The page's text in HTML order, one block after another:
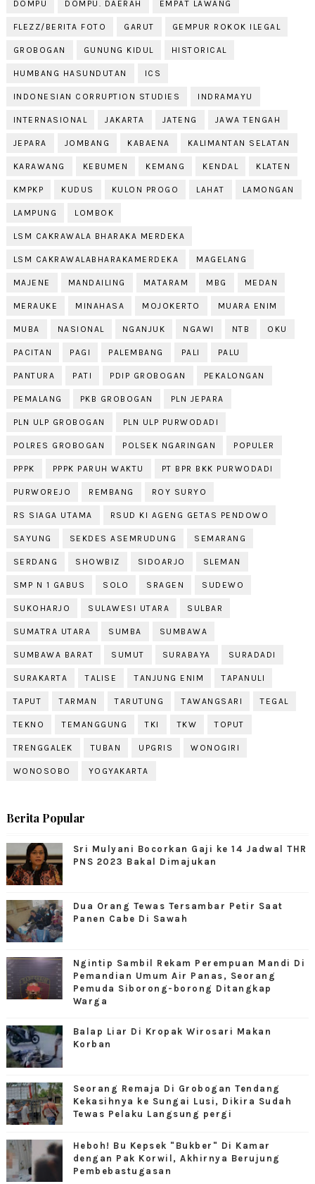
DOMPU DOMPU. DAERAH EMPAT LAWANG
FLEZZ/BERITA FOTO GARUT GEMPUR ROKOK ILEGAL
GROBOGAN GUNUNG KIDUL HISTORICAL
HUMBANG HASUNDUTAN ICS
INDONESIAN CORRUPTION STUDIES INDRAMAYU
INTERNASIONAL JAKARTA JATENG JAWA TENGAH
JEPARA JOMBANG KABAENA KALIMANTAN SELATAN
KARAWANG KEBUMEN KEMANG KENDAL KLATEN
KMPKP KUDUS KULON PROGO LAHAT LAMONGAN
LAMPUNG LOMBOK
LSM CAKRAWALA BHARAKA MERDEKA
LSM CAKRAWALABHARAKAMERDEKA MAGELANG
MAJENE MANDAILING MATARAM MBG MEDAN
MERAUKE MINAHASA MOJOKERTO MUARA ENIM
MUBA NASIONAL NGANJUK NGAWI NTB OKU
PACITAN PAGI PALEMBANG PALI PALU
PANTURA PATI PDIP GROBOGAN PEKALONGAN
PEMALANG PKB GROBOGAN PLN JEPARA
PLN ULP GROBOGAN PLN ULP PURWODADI
POLRES GROBOGAN POLSEK NGARINGAN POPULER
PPPK PPPK PARUH WAKTU PT BPR BKK PURWODADI
PURWOREJO REMBANG ROY SURYO
RS SIAGA UTAMA RSUD KI AGENG GETAS PENDOWO
SAYUNG SEKDES ASEMRUDUNG SEMARANG
SERDANG SHOWBIZ SIDOARJO SLEMAN
SMP N 1 GABUS SOLO SRAGEN SUDEWO
SUKOHARJO SULAWESI UTARA SULBAR
SUMATRA UTARA SUMBA SUMBAWA
SUMBAWA BARAT SUMUT SURABAYA SURADADI
SURAKARTA TALISE TANJUNG ENIM TAPANULI
TAPUT TARMAN TARUTUNG TAWANGSARI TEGAL
TEKNO TEMANGGUNG TKI TKW TOPUT
TRENGGALEK TUBAN UPGRIS WONOGIRI
WONOSOBO YOGYAKARTA
Berita Popular
Sri Mulyani Bocorkan Gaji ke 14 Jadwal THR
PNS 2023 Bakal Dimajukan
Dua Orang Tewas Tersambar Petir Saat
Panen Cabe Di Sawah
Ngintip Sambil Rekam Perempuan Mandi Di
Pemandian Umum Air Panas, Seorang
Pemuda Siborong-borong Ditangkap
Warga
Balap Liar Di Kropak Wirosari Makan
Korban
Seorang Remaja Di Grobogan Tendang
Kekasihnya ke Sungai Lusi, Dikira Sudah
Tewas Pelaku Langsung pergi
Heboh! Bu Kepsek "Bukber" Di Kamar
dengan Pak Korwil, Akhirnya Berujung
Pembebastugasan